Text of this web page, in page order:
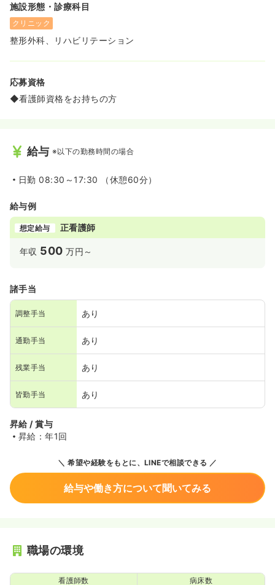
施設形態・診療科目
クリニック
整形外科、リハビリテーション
応募資格
◆看護師資格をお持ちの方
給与 ※以下の勤務時間の場合
日勤 08:30～17:30 （休憩60分）
給与例
想定給与 正看護師
年収 500 万円～
諸手当
調整手当 あり
通勤手当 あり
残業手当 あり
皆勤手当 あり
昇給 / 賞与
昇給：年1回
希望や経験をもとに、LINEで相談できる
給与や働き方について聞いてみる
職場の環境
看護師数 病床数